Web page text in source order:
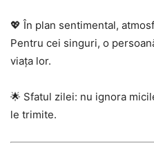
💖 În plan sentimental,
Pentru cei singuri, o
viața lor.
🌟 Sfatul zilei: nu ignora
le trimite.